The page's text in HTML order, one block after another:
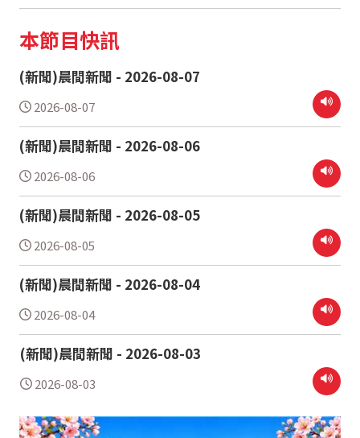
本節目快訊
(新聞)晨間新聞 - 2026-08-07
2026-08-07
(新聞)晨間新聞 - 2026-08-06
2026-08-06
(新聞)晨間新聞 - 2026-08-05
2026-08-05
(新聞)晨間新聞 - 2026-08-04
2026-08-04
(新聞)晨間新聞 - 2026-08-03
2026-08-03